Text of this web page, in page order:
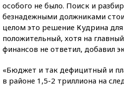
особого не было. Поиск и
безнадежными должниками
целом это решение Кудрина для
положительный, хотя на
финансов не ответил, добавил
«Бюджет и так дефицитный и
в районе 1,5-2 триллиона на